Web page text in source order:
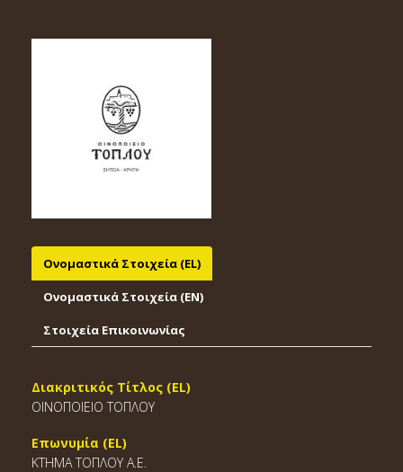
Ονομαστικά Στοιχεία (EL)
Ονομαστικά Στοιχεία (EΝ)
Στοιχεία Επικοινωνίας
Διακριτικός Τίτλος (EL)
ΟΙΝΟΠΟΙΕΙΟ ΤΟΠΛΟΥ
Επωνυμία (EL)
ΚΤΗΜΑ ΤΟΠΛΟΥ Α.Ε.